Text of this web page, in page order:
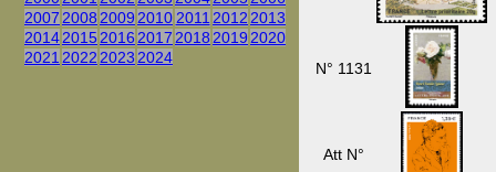
2007200820092010201120122013
2014201520162017201820192020
2021202220232024
N° 1131
Att N°